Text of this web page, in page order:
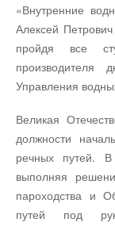
«Внутренние
Алексей
пройдя все
производителя
Управления
Великая
должности
речных путей.
выполняя
пароходства и
путей под